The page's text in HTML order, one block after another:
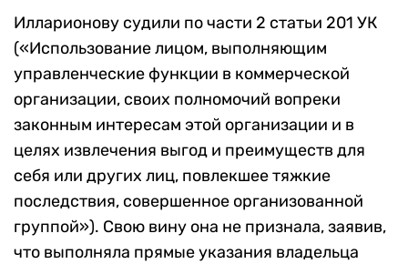
Илларионову судили по части 2 статьи 201 УК
(«Использование лицом, выполняющим
управленческие функции в коммерческой
организации, своих полномочий вопреки
законным интересам этой организации и в
целях извлечения выгод и преимуществ для
себя или других лиц, повлекшее тяжкие
последствия, совершенное организованной
группой»). Свою вину она не признала, заявив,
что выполняла прямые указания владельца